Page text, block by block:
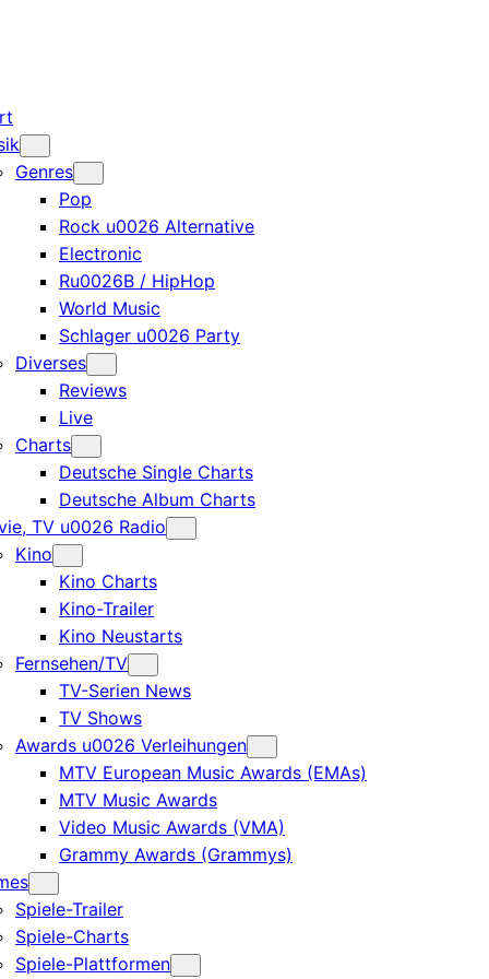
Genres
Pop
Rock u0026 Alternative
Electronic
Ru0026B / HipHop
World Music
Schlager u0026 Party
Diverses
Reviews
Live
Charts
Deutsche Single Charts
Deutsche Album Charts
TV u0026 Radio
Kino
Kino Charts
Kino-Trailer
Kino Neustarts
Fernsehen/TV
TV-Serien News
TV Shows
Awards u0026 Verleihungen
MTV European Music Awards (EMAs)
MTV Music Awards
Video Music Awards (VMA)
Grammy Awards (Grammys)
Spiele-Trailer
Spiele-Charts
Spiele-Plattformen